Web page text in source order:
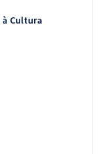
à Cultura